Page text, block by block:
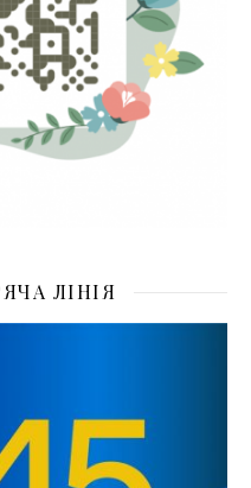
ЛІНІЯ